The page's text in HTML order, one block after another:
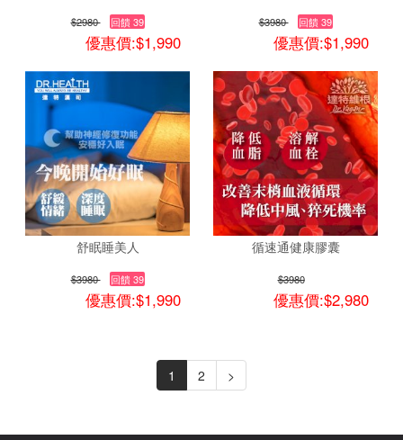
$2980 回饋 39
優惠價:$1,990
$3980 回饋 39
優惠價:$1,990
舒眠睡美人
$3980 回饋 39
優惠價:$1,990
循速通健康膠囊
$3980
優惠價:$2,980
1 2 >